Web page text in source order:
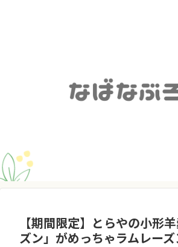
【期間限定】とらやの小形
ズン」がめっちゃラムレーズ